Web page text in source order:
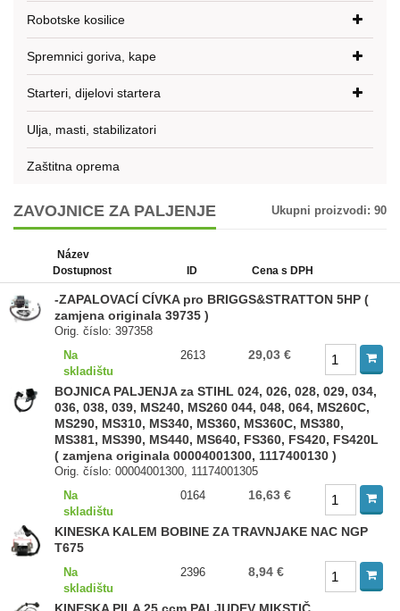
Robotske kosilice
Spremnici goriva, kape
Starteri, dijelovi startera
Ulja, masti, stabilizatori
Zaštitna oprema
ZAVOJNICE ZA PALJENJE Ukupni proizvodi: 90
Název
Dostupnost
ID Cena s DPH
-ZAPALOVACÍ CÍVKA pro BRIGGS&STRATTON 5HP (
zamjena originala 39735 )
Orig. číslo: 397358
Na
skladištu
2613 29,03 €
BOJNICA PALJENJA za STIHL 024, 026, 028, 029, 034,
036, 038, 039, MS240, MS260 044, 048, 064, MS260C,
MS290, MS310, MS340, MS360, MS360C, MS380,
MS381, MS390, MS440, MS640, FS360, FS420, FS420L
( zamjena originala 00004001300, 1117400130 )
Orig. číslo: 00004001300, 11174001305
Na
skladištu
0164 16,63 €
KINESKA KALEM BOBINE ZA TRAVNJAKE NAC NGP
T675
Na
skladištu
2396 8,94 €